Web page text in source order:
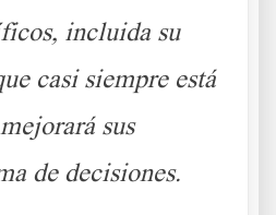
incluida su
casi siempre está
sus
de decisiones.